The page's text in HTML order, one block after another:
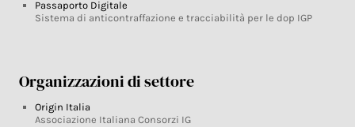
Passaporto Digitale
Sistema di anticontraffazione e tracciabilità per le dop IGP
Organizzazioni di settore
Origin Italia
Associazione Italiana Consorzi IG